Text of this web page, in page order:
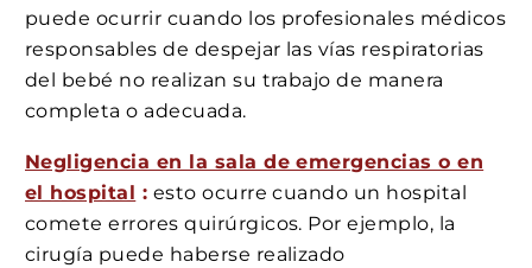
puede ocurrir cuando los profesionales médicos
responsables de despejar las vías respiratorias
del bebé no realizan su trabajo de manera
completa o adecuada.
Negligencia en la sala de emergencias o en
el hospital : esto ocurre cuando un hospital
comete errores quirúrgicos. Por ejemplo, la
cirugía puede haberse realizado